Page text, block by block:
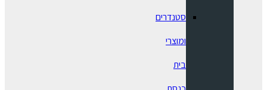
סטנדרים
ומוצרי
בית